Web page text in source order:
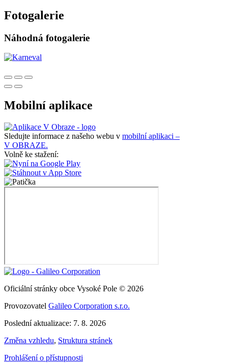
Fotogalerie
Náhodná fotogalerie
Mobilní aplikace
Sledujte informace z našeho webu v mobilní aplikaci –
V OBRAZE.
Volně ke stažení:
Oficiální stránky obce Vysoké Pole © 2026
Provozovatel Galileo Corporation s.r.o.
Poslední aktualizace: 7. 8. 2026
Změna vzhledu, Struktura stránek
Prohlášení o přístupnosti